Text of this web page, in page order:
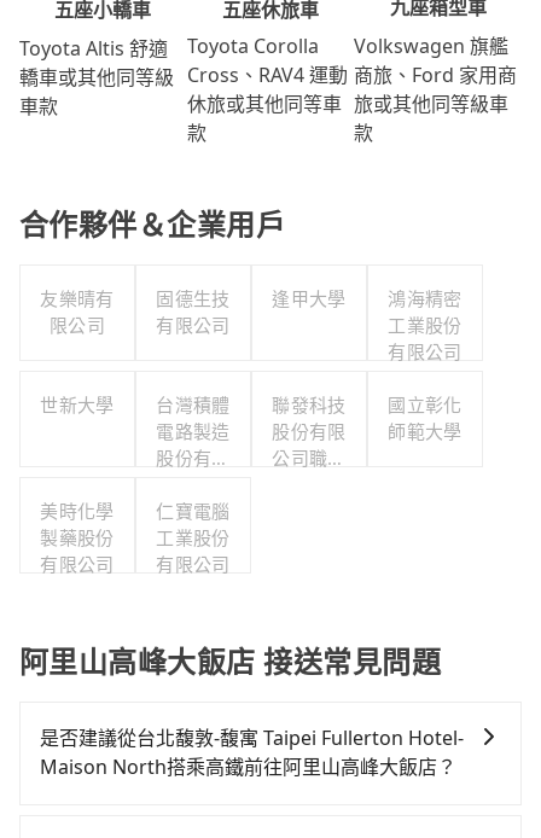
五座小轎車
Toyota Altis 舒適
轎車或其他同等級
車款
五座休旅車
Toyota Corolla
Cross、RAV4 運動
休旅或其他同等車
款
九座箱型車
Volkswagen 旗艦
商旅、Ford 家用商
旅或其他同等級車
款
合作夥伴＆企業用戶
友樂晴有
限公司
固德生技
有限公司
逢甲大學
鴻海精密
工業股份
有限公司
世新大學
台灣積體
電路製造
股份有限
聯發科技
股份有限
公司職工
國立彰化
師範大學
美時化學
製藥股份
有限公司
仁寶電腦
工業股份
有限公司
阿里山高峰大飯店 接送常見問題
是否建議從台北馥敦-馥寓 Taipei Fullerton Hotel-
Maison North搭乘高鐵前往阿里山高峰大飯店？